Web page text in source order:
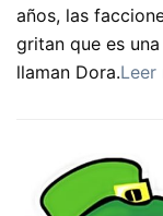
años, las
gritan que es
llaman Dora.Leer